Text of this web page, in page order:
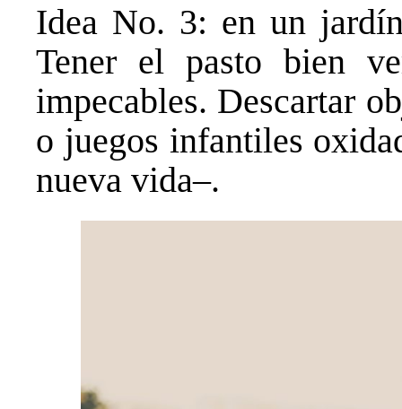
Idea No. 3: en un
Tener el pasto bien
impecables. Descartar
o juegos infantiles
nueva vida–.